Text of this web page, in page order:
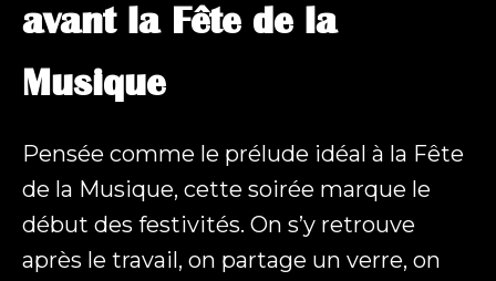
avant la Fête de la
Musique
Pensée comme le prélude idéal à la Fête
de la Musique, cette soirée marque le
début des festivités. On s’y retrouve
après le travail, on partage un verre, on